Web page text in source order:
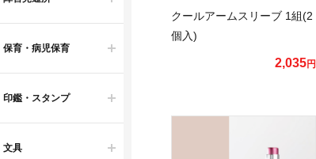
保育・病児保育
印鑑・スタンプ
文具
クールアームスリーブ 1組(2
個入)
2,035円